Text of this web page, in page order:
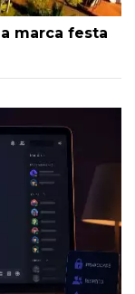
marca festa